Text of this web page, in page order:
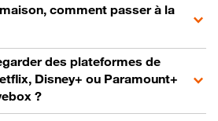
comment passer à la
des plateformes de
Disney+ ou Paramount+
?